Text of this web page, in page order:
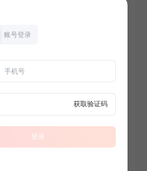
账号登录
获取验证码
登录